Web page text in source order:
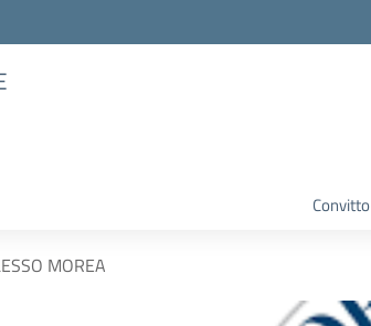
Convitto
MOREA